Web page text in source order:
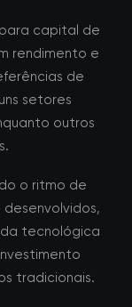
capital de
rendimento e
de
setores
outros
o ritmo de
tecnológica
tradicionais.